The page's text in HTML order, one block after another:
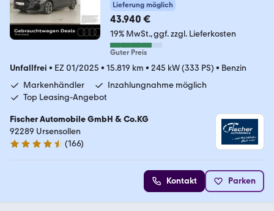
Lieferung möglich
43.940 €
19% MwSt. ggf. zzgl. Lieferkosten
Guter Preis
Unfallfrei • EZ 01/2025 • 15.819 km • 245 kW (333 PS) • Benzin
Markenhändler
Inzahlungnahme möglich
Top Leasing-Angebot
Fischer Automobile GmbH & Co.KG
92289 Ursensollen
4.7 Sterne
(166)
Kontakt Parken